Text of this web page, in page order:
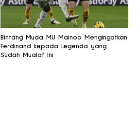
Bintang Muda MU Mainoo Mengingatkan
Ferdinand kepada Legenda yang
Sudah Mualaf Ini